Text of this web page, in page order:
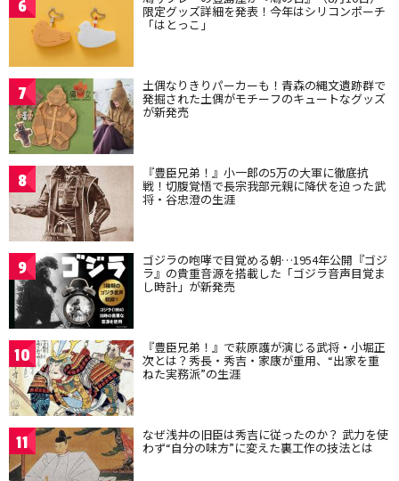
6 限定グッズ詳細を発表！今年はシリコンポーチ
「はとっこ」
7 土偶なりきりパーカーも！青森の縄文遺跡群で
発掘された土偶がモチーフのキュートなグッズ
が新発売
8 『豊臣兄弟！』小一郎の5万の大軍に徹底抗
戦！切腹覚悟で長宗我部元親に降伏を迫った武
将・谷忠澄の生涯
9 ゴジラの咆哮で目覚める朝…1954年公開『ゴジ
ラ』の貴重音源を搭載した「ゴジラ音声目覚ま
し時計」が新発売
10 『豊臣兄弟！』で萩原護が演じる武将・小堀正
次とは？秀長・秀吉・家康が重用、“出家を重
ねた実務派”の生涯
11 なぜ浅井の旧臣は秀吉に従ったのか？ 武力を使
わず“自分の味方”に変えた裏工作の技法とは